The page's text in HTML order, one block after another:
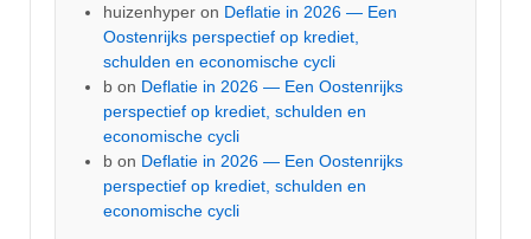
huizenhyper on Deflatie in 2026 — Een
Oostenrijks perspectief op krediet,
schulden en economische cycli
b on Deflatie in 2026 — Een Oostenrijks
perspectief op krediet, schulden en
economische cycli
b on Deflatie in 2026 — Een Oostenrijks
perspectief op krediet, schulden en
economische cycli